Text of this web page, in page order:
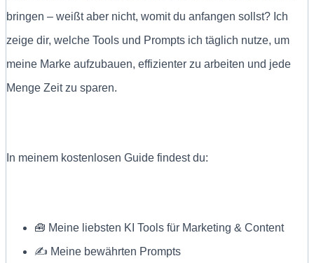
bringen – weißt aber nicht, womit du anfangen sollst? Ich
zeige dir, welche Tools und Prompts ich täglich nutze, um
meine Marke aufzubauen, effizienter zu arbeiten und jede
Menge Zeit zu sparen.
In meinem kostenlosen Guide findest du:
🧰 Meine liebsten KI Tools für Marketing & Content
✍ Meine bewährten Prompts